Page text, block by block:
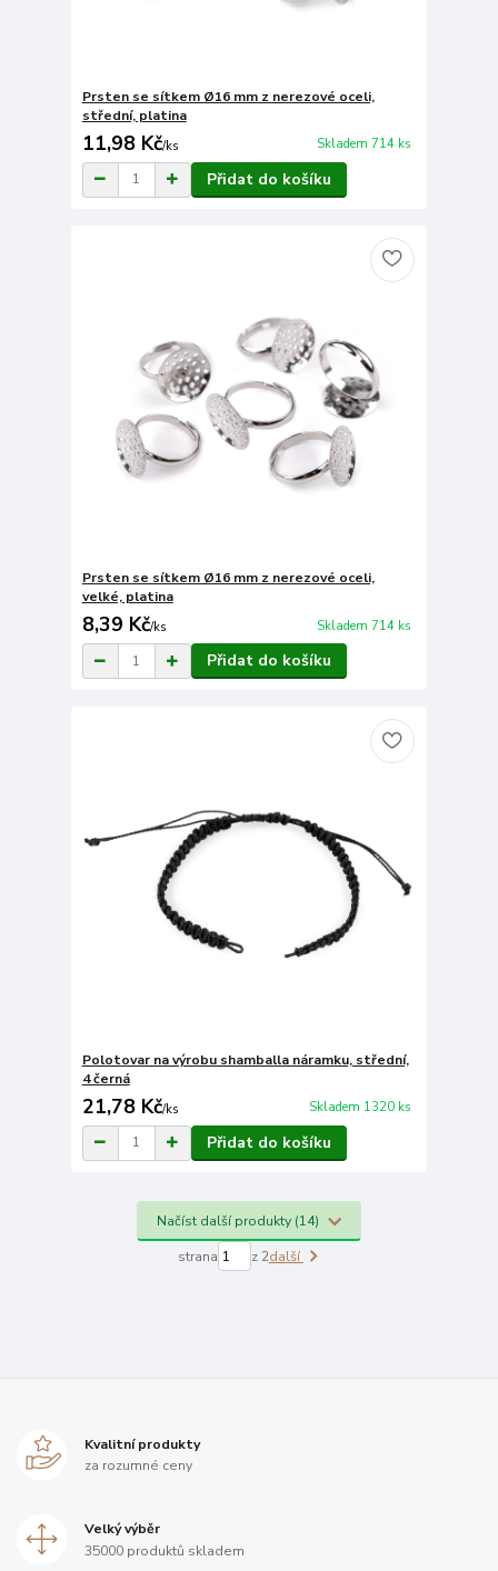
Prsten se sítkem Ø16 mm z nerezové oceli,
střední, platina
11,98 Kč/ks Skladem 714 ks
Přidat do košíku
Prsten se sítkem Ø16 mm z nerezové oceli,
velké, platina
8,39 Kč/ks Skladem 714 ks
Přidat do košíku
Polotovar na výrobu shamballa náramku, střední,
4 černá
21,78 Kč/ks Skladem 1320 ks
Přidat do košíku
Načíst další produkty (14)
strana z 2další
Kvalitní produkty
za rozumné ceny
Velký výběr
35000 produktů skladem